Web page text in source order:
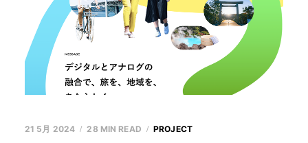
21 5月 2024 28 MIN READ PROJECT